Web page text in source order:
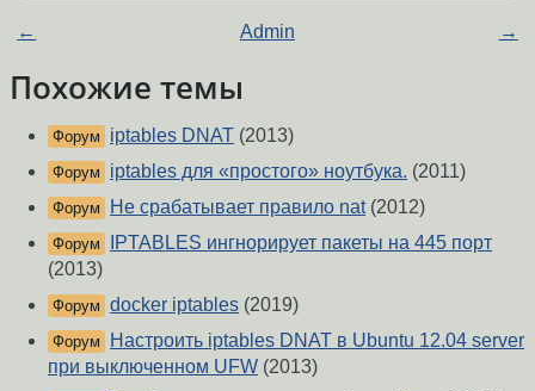
← Admin →
Похожие темы
Форум iptables DNAT (2013)
Форум iptables для «простого» ноутбука. (2011)
Форум Не срабатывает правило nat(2012)
Форум
IPTABLES ингнорирует пакеты на 445 порт
(2013)
Форум docker iptables (2019)
Форум
Настроить iptables DNAT в Ubuntu 12.04 server
при выключенном UFW (2013)